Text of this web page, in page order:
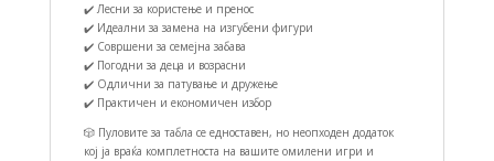
✔️ Лесни за користење и пренос
✔️ Идеални за замена на изгубени фигури
✔️ Совршени за семејна забава
✔️ Погодни за деца и возрасни
✔️ Одлични за патување и дружење
✔️ Практичен и економичен избор
🎲 Пуловите за табла се едноставен, но неопходен додаток
кој ја враќа комплетноста на вашите омилени игри и